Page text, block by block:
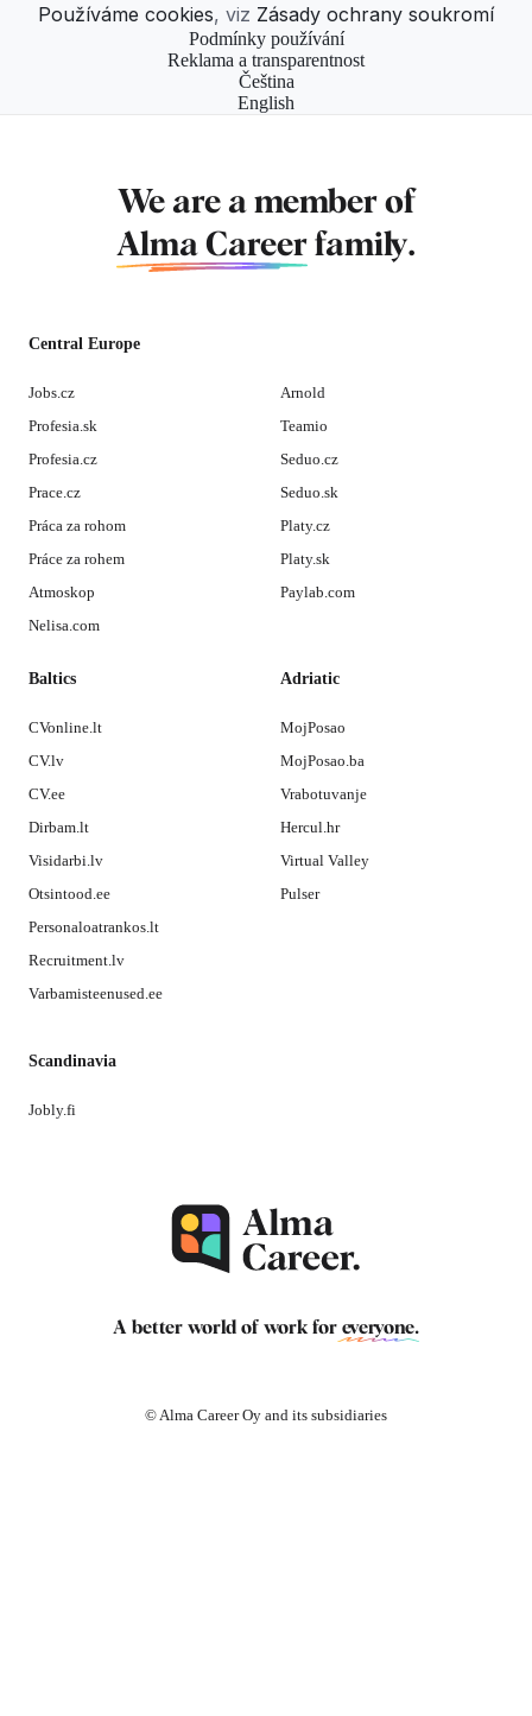
Používáme cookies, viz Zásady ochrany soukromí
Podmínky používání
Reklama a transparentnost
Čeština
English
We are a member of
Alma Career family.
Central Europe
Jobs.cz
Profesia.sk
Profesia.cz
Prace.cz
Práca za rohom
Práce za rohem
Atmoskop
Nelisa.com
Arnold
Teamio
Seduo.cz
Seduo.sk
Platy.cz
Platy.sk
Paylab.com
Baltics
CVonline.lt
CV.lv
CV.ee
Dirbam.lt
Visidarbi.lv
Otsintood.ee
Personaloatrankos.lt
Recruitment.lv
Varbamisteenused.ee
Adriatic
MojPosao
MojPosao.ba
Vrabotuvanje
Hercul.hr
Virtual Valley
Pulser
Scandinavia
Jobly.fi
A better world of work for everyone.
© Alma Career Oy and its subsidiaries